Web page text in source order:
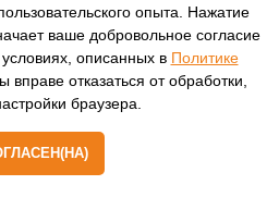
дорог,
и
на
объектах"
опыта. Нажатие
ваше добровольное согласие
описанных в Политике
вправе отказаться от обработки,
браузера.